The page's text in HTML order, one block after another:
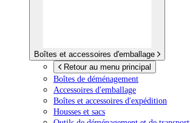
Boîtes et accessoires d'emballage
Retour au menu principal
Boîtes de déménagement
Accessoires d'emballage
Boîtes et accessoires d'expédition
Housses et sacs